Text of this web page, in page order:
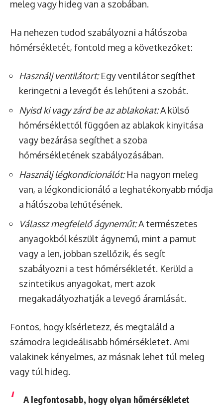
meleg vagy hideg van a szobában.
Ha nehezen tudod szabályozni a hálószoba
hőmérsékletét, fontold meg a következőket:
Használj ventilátort:Egy ventilátor segíthet
keringetni a levegőt és lehűteni a szobát.
Nyisd ki vagy zárd be az ablakokat:A külső
hőmérséklettől függően az ablakok kinyitása
vagy bezárása segíthet a szoba
hőmérsékletének szabályozásában.
Használj légkondicionálót:Ha nagyon meleg
van, a légkondicionáló a leghatékonyabb módja
a hálószoba lehűtésének.
Válassz megfelelő ágyneműt:A természetes
anyagokból készült ágynemű, mint a pamut
vagy a len, jobban szellőzik, és segít
szabályozni a test hőmérsékletét. Kerüld a
szintetikus anyagokat, mert azok
megakadályozhatják a levegő áramlását.
Fontos, hogy kísérletezz, és megtaláld a
számodra legideálisabb hőmérsékletet. Ami
valakinek kényelmes, az másnak lehet túl meleg
vagy túl hideg.
A legfontosabb, hogy olyan hőmérsékletet